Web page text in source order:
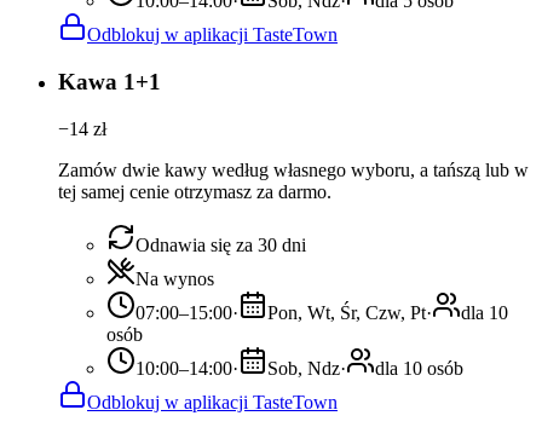
Odblokuj w aplikacji TasteTown
Kawa 1+1
−14 zł
Zamów dwie kawy według własnego wyboru, a tańszą lub w
tej samej cenie otrzymasz za darmo.
Odnawia się za 30 dni
Na wynos
07:00–15:00· Pon, Wt, Śr, Czw, Pt·
dla 10
osób
10:00–14:00· Sob, Ndz·
dla 10 osób
Odblokuj w aplikacji TasteTown